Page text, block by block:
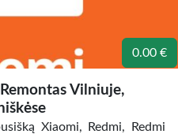
0.00 €
Vilniuje,
Xiaomi, Redmi, Redmi